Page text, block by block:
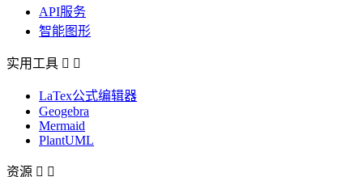
API服务
智能图形
实用工具  
LaTex公式编辑器
Geogebra
Mermaid
PlantUML
资源  